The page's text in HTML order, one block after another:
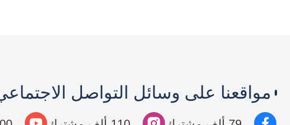
مواقعنا على وسائل التواصل